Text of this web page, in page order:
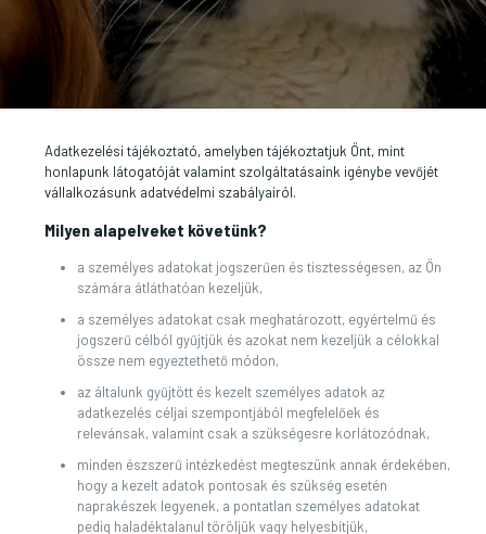
Adatkezelési tájékoztató, amelyben tájékoztatjuk Önt, mint
honlapunk látogatóját valamint szolgáltatásaink igénybe vevőjét
vállalkozásunk adatvédelmi szabályairól.
Milyen alapelveket követünk?
a személyes adatokat jogszerűen és tisztességesen, az Ön
számára átláthatóan kezeljük,
a személyes adatokat csak meghatározott, egyértelmű és
jogszerű célból gyűjtjük és azokat nem kezeljük a célokkal
össze nem egyeztethető módon,
az általunk gyűjtött és kezelt személyes adatok az
adatkezelés céljai szempontjából megfelelőek és
relevánsak, valamint csak a szükségesre korlátozódnak,
minden észszerű intézkedést megteszünk annak érdekében,
hogy a kezelt adatok pontosak és szükség esetén
naprakészek legyenek, a pontatlan személyes adatokat
pedig haladéktalanul töröljük vagy helyesbítjük,